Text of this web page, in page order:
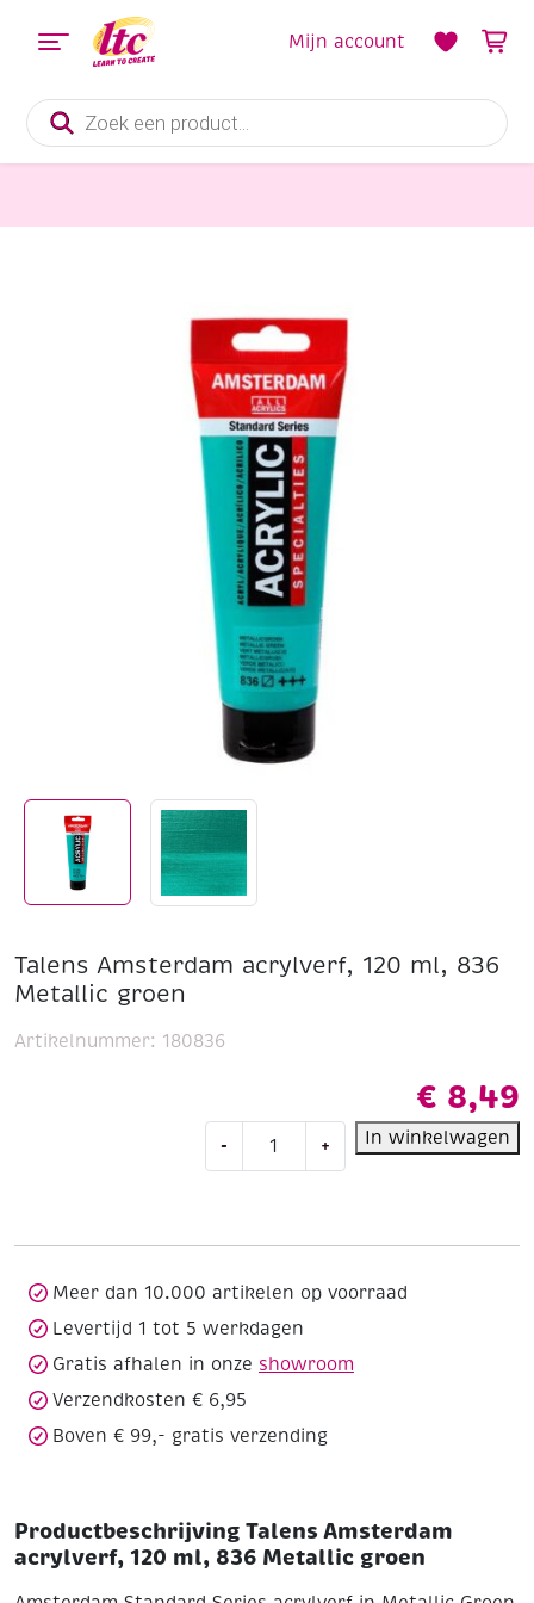
Producten
zoeken
Mijn account
Talens Amsterdam acrylverf, 120 ml, 836
Metallic groen
€ 8,49
-
Amsterdam
Metallic
groen
+ In winkelwagen
Artikelnummer: 180836
Meer dan 10.000 artikelen op voorraad
Levertijd 1 tot 5 werkdagen
Gratis afhalen in onze showroom
Verzendkosten € 6,95
Boven € 99,- gratis verzending
Productbeschrijving Talens Amsterdam
acrylverf, 120 ml, 836 Metallic groen